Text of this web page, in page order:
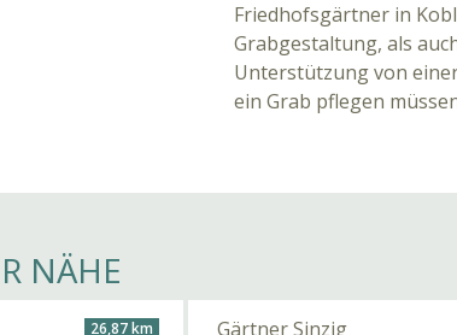
Friedhofsgärtner in
Grabgestaltung, als
Unterstützung von
ein Grab pflegen
NÄHE
26,87 km Gärtner Sinzig